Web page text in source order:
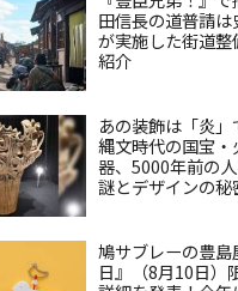
田信長の道普請
が実施した街道整
紹介
あの装飾は「炎」
縄文時代の国宝・
器、5000年前の
謎とデザインの秘
鳩サブレーの豊島
日』（8月10日）